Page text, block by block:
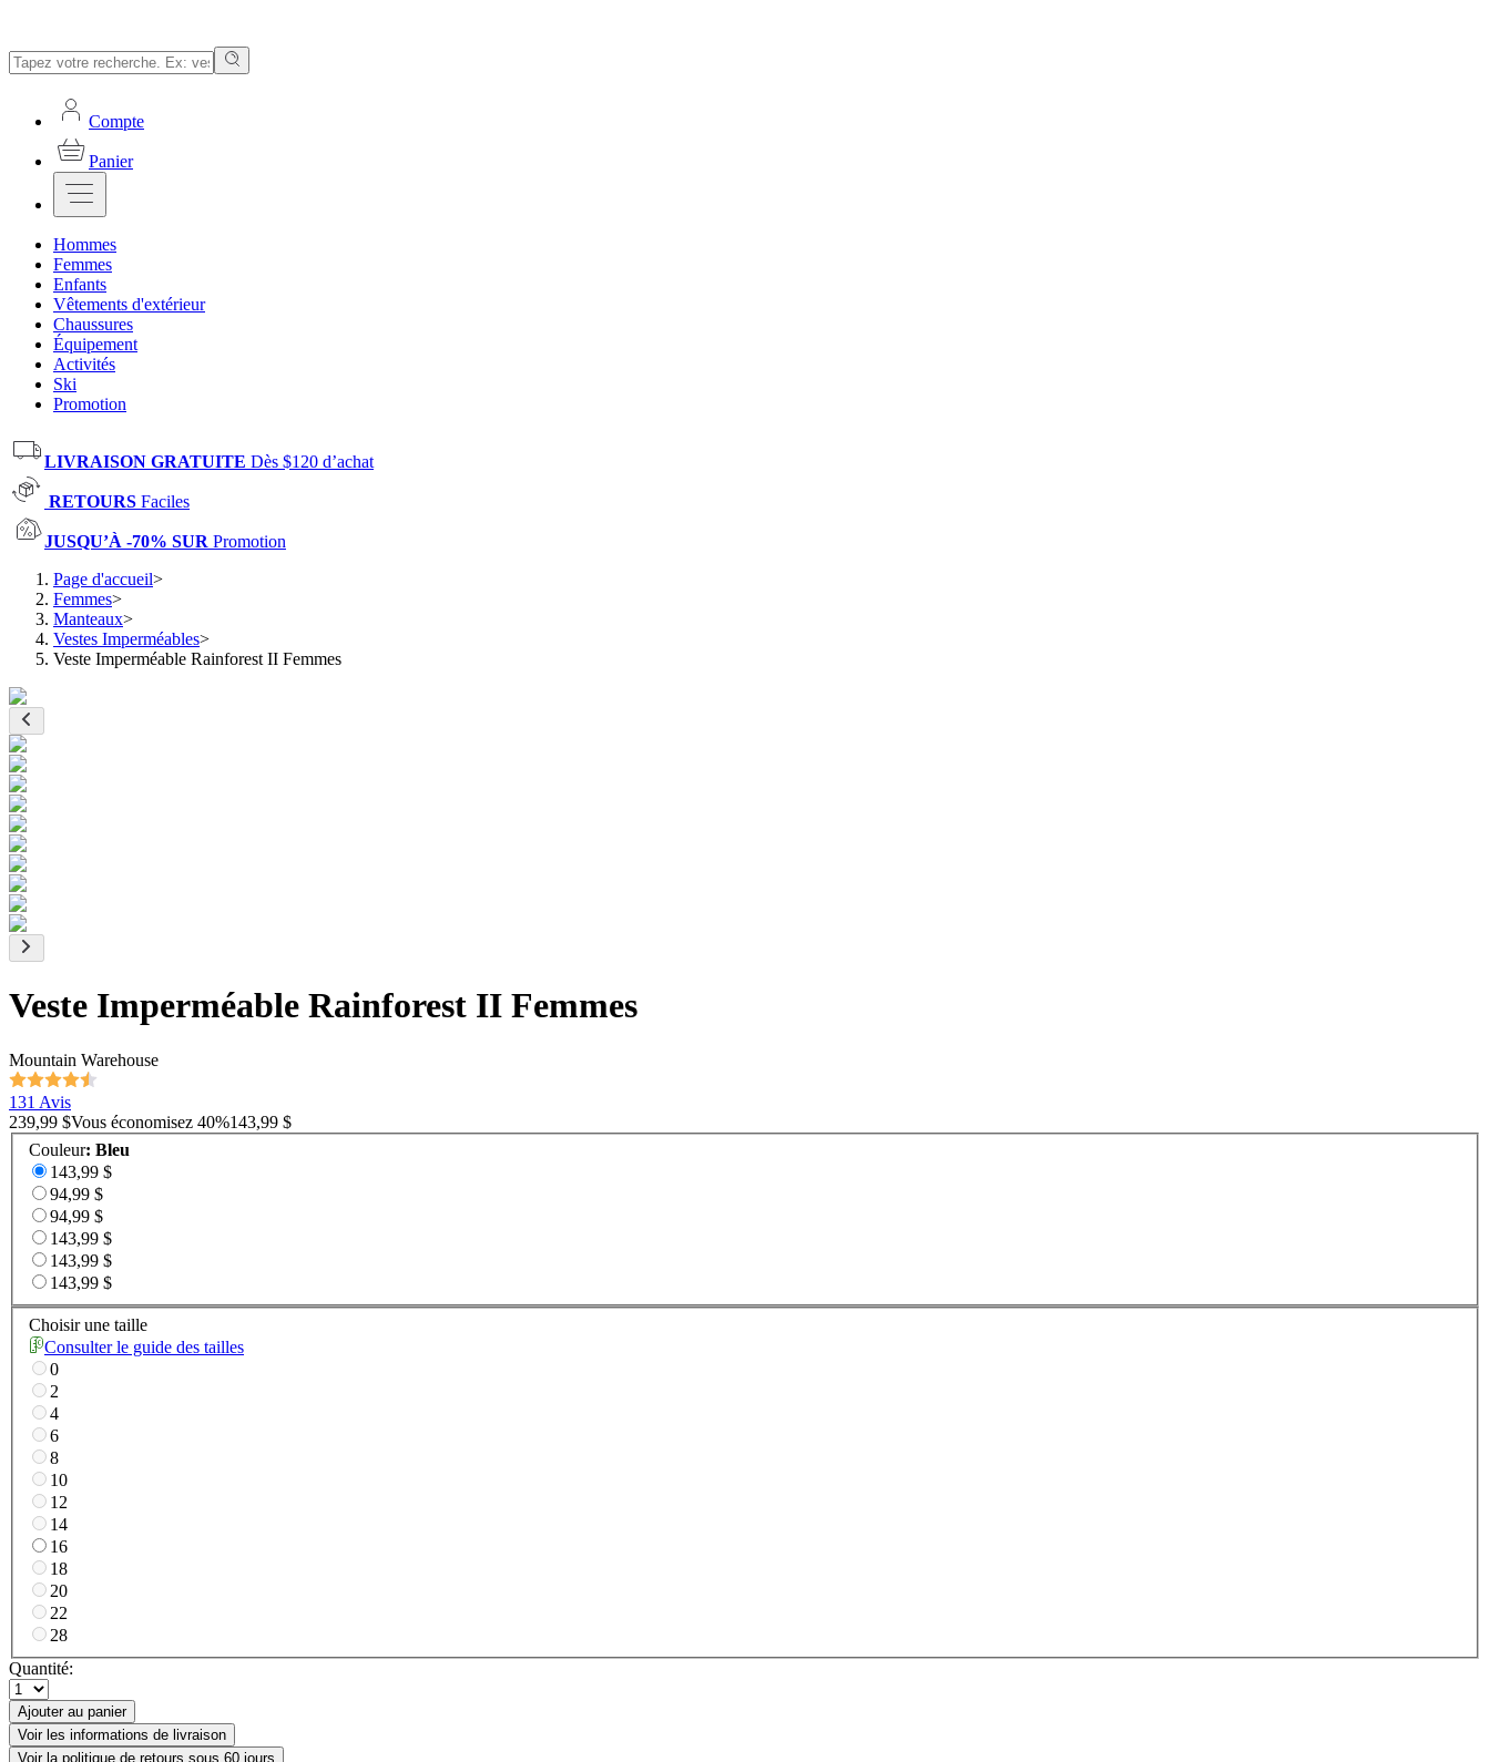
Compte
Panier
Hommes
Femmes
Enfants
Vêtements d'extérieur
Chaussures
Équipement
Activités
Ski
Promotion
LIVRAISON GRATUITE Dès $120 d’achat
RETOURS Faciles
JUSQU’À -70% SUR Promotion
Page d'accueil>
Femmes>
Manteaux>
Vestes Imperméables>
Veste Imperméable Rainforest II Femmes
Veste Imperméable Rainforest II Femmes
Mountain Warehouse
131 Avis
239,99 $Vous économisez 40%143,99 $
Couleur: Bleu
143,99 $
94,99 $
94,99 $
143,99 $
143,99 $
143,99 $
Choisir une taille
Consulter le guide des tailles
0
2
4
6
8
10
12
14
16
18
20
22
28
Quantité:
Ajouter au panier
Voir les informations de livraison
Voir la politique de retours sous 60 jours